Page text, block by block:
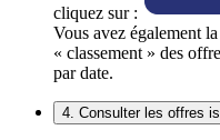
cliquez sur :
Vous avez également
« classement » des
par date.
4. Consulter les offres